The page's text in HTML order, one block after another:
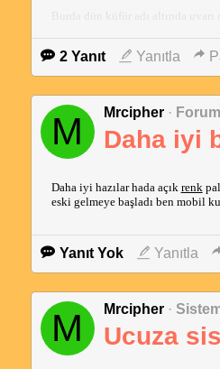
Burda dün küfür adı altında
2 Yanıt Yanıtla
M Mrcipher ·
Daha iyi
Daha iyi hazılar hada açık renk
eski gelmeye başladı ben mobil
Yanıt Yok Yanıtla
M Mrcipher ·
Ucuza